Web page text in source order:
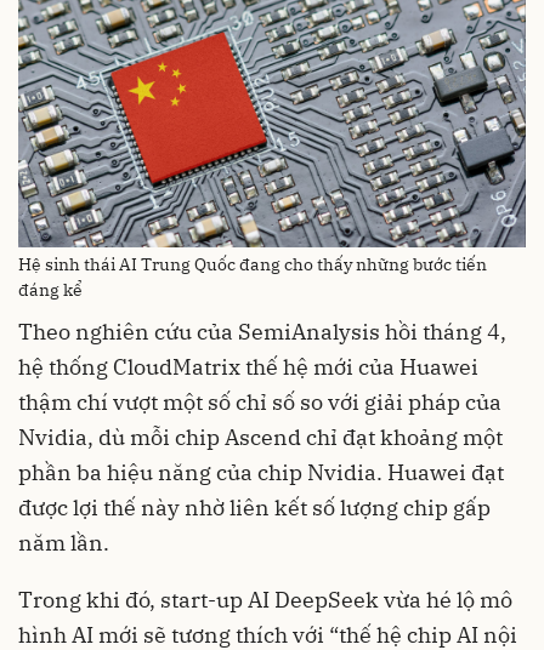
Hệ sinh thái AI Trung Quốc đang cho thấy những bước tiến
đáng kể
Theo nghiên cứu của SemiAnalysis hồi tháng 4,
hệ thống CloudMatrix thế hệ mới của Huawei
thậm chí vượt một số chỉ số so với giải pháp của
Nvidia, dù mỗi chip Ascend chỉ đạt khoảng một
phần ba hiệu năng của chip Nvidia. Huawei đạt
được lợi thế này nhờ liên kết số lượng chip gấp
năm lần.
Trong khi đó, start-up AI DeepSeek vừa hé lộ mô
hình AI mới sẽ tương thích với “thế hệ chip AI nội